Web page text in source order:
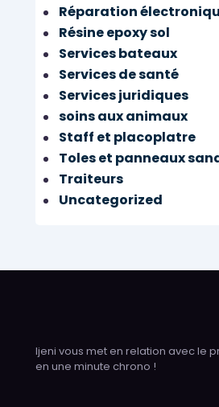
Réparation
Résine epoxy sol
Services bateaux
Services de santé
Services juridiques
soins aux animaux
Staff et placoplatre
Toles et panneaux
Traiteurs
Uncategorized
Ijeni vous met en relation avec le
en une minute chrono !